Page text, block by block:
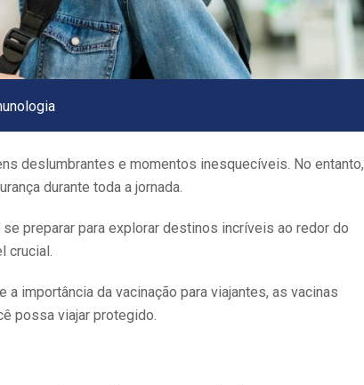
deslumbrantes e momentos inesquecíveis. No entanto,
durante toda a jornada.
preparar para explorar destinos incríveis ao redor do
crucial.
importância da vacinação para viajantes, as vacinas
possa viajar protegido.